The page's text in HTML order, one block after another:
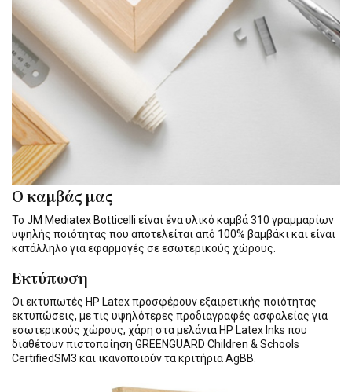
Ο καμβάς μας
Το JM Mediatex Botticelli είναι ένα υλικό καμβά 310 γραμμαρίων
υψηλής ποιότητας που αποτελείται από 100% βαμβάκι και είναι
κατάλληλο για εφαρμογές σε εσωτερικούς χώρους.
Εκτύπωση
Οι εκτυπωτές HP Latex προσφέρουν εξαιρετικής ποιότητας
εκτυπώσεις, με τις υψηλότερες προδιαγραφές ασφαλείας για
εσωτερικούς χώρους, χάρη στα μελάνια HP Latex Inks που
διαθέτουν πιστοποίηση GREENGUARD Children & Schools
CertifiedSM3 και ικανοποιούν τα κριτήρια AgBB.